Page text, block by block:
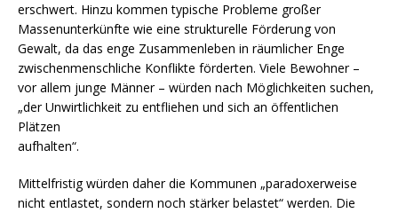
erschwert. Hinzu kommen typische Probleme großer
Massenunterkünfte wie eine strukturelle Förderung von
Gewalt, da das enge Zusammenleben in räumlicher Enge
zwischenmenschliche Konflikte förderten. Viele Bewohner –
vor allem junge Männer – würden nach Möglichkeiten suchen,
„der Unwirtlichkeit zu entfliehen und sich an öffentlichen
Plätzen
aufhalten“.
Mittelfristig würden daher die Kommunen „paradoxerweise
nicht entlastet, sondern noch stärker belastet“ werden. Die